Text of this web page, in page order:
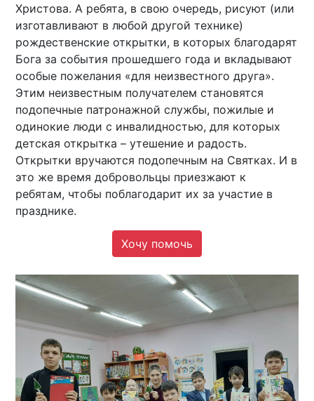
Христова. А ребята, в свою очередь, рисуют (или
изготавливают в любой другой технике)
рождественские открытки, в которых благодарят
Бога за события прошедшего года и вкладывают
особые пожелания «для неизвестного друга».
Этим неизвестным получателем становятся
подопечные патронажной службы, пожилые и
одинокие люди с инвалидностью, для которых
детская открытка – утешение и радость.
Открытки вручаются подопечным на Святках. И в
это же время добровольцы приезжают к
ребятам, чтобы поблагодарит их за участие в
празднике.
Хочу помочь